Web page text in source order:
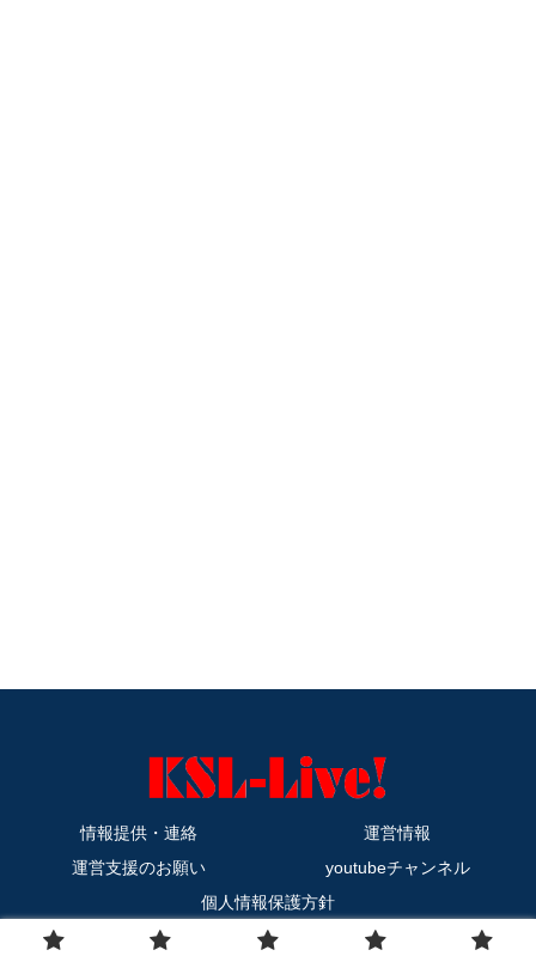
情報提供・連絡
運営情報
運営支援のお願い
youtubeチャンネル
個人情報保護方針
Copyright © 2011-2026 KSL-Live! All Rights Reserved.